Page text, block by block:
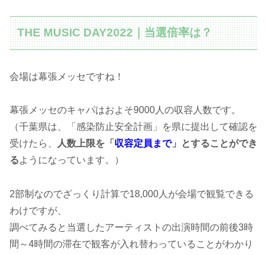
THE MUSIC DAY2022｜当選倍率は？
会場は幕張メッセですね！
幕張メッセのキャパはおよそ9000人の収容人数です。
（千葉県は、「感染防止安全計画」を県に提出して確認を
受けたら、
人数上限を「 収容定員まで」とすることができ
るようになっています。）
2部制なのでざっくり計算で18,000人が会場で観覧できる
わけですが、
調べてみると当選したアーティストの出演時間の前後3時
間～4時間の滞在で観客が入れ替わっていることがわかり